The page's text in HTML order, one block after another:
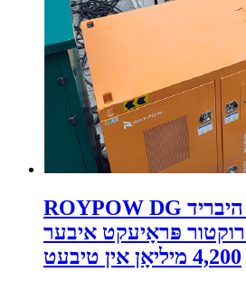
ROYPOW DG היבריד ESS פּאַוער
פּראָיעקט איבער
4,200 מיליאָן אין טיבעט